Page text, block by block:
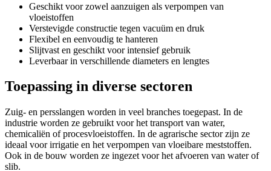
Geschikt voor zowel aanzuigen als verpompen van
vloeistoffen
Verstevigde constructie tegen vacuüm en druk
Flexibel en eenvoudig te hanteren
Slijtvast en geschikt voor intensief gebruik
Leverbaar in verschillende diameters en lengtes
Toepassing in diverse sectoren
Zuig- en persslangen worden in veel branches toegepast. In de
industrie worden ze gebruikt voor het transport van water,
chemicaliën of procesvloeistoffen. In de agrarische sector zijn ze
ideaal voor irrigatie en het verpompen van vloeibare meststoffen.
Ook in de bouw worden ze ingezet voor het afvoeren van water of
slib.